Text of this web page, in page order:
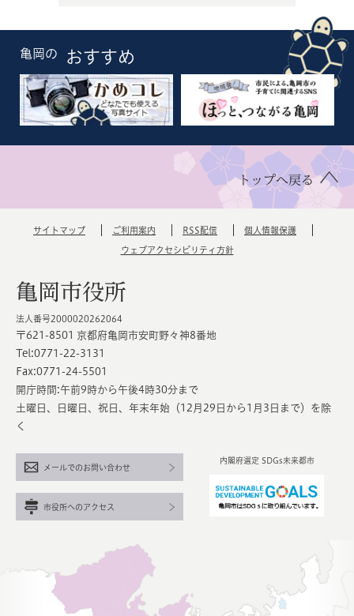
亀岡の おすすめ
トップへ戻る
サイトマップ ご利用案内 RSS配信 個人情報保護
ウェブアクセシビリティ方針
亀岡市役所
法人番号2000020262064
〒621-8501 京都府亀岡市安町野々神8番地
Tel:0771-22-3131
Fax:0771-24-5501
開庁時間:午前9時から午後4時30分まで
土曜日、日曜日、祝日、年末年始（12月29日から1月3日まで）を除
く
内閣府選定 SDGs未来都市
メールでのお問い合わせ
市役所へのアクセス